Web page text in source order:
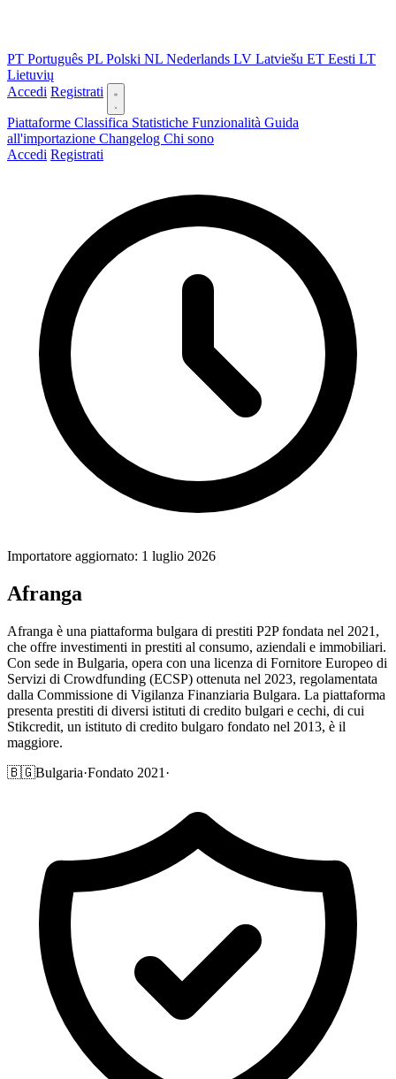
PT Português PL Polski NL Nederlands LV Latviešu ET Eesti LT
Lietuvių
Accedi Registrati
Piattaforme Classifica Statistiche Funzionalità Guida
all'importazione Changelog Chi sono
Accedi Registrati
Importatore aggiornato: 1 luglio 2026
Afranga
Afranga è una piattaforma bulgara di prestiti P2P fondata nel 2021,
che offre investimenti in prestiti al consumo, aziendali e immobiliari.
Con sede in Bulgaria, opera con una licenza di Fornitore Europeo di
Servizi di Crowdfunding (ECSP) ottenuta nel 2023, regolamentata
dalla Commissione di Vigilanza Finanziaria Bulgara. La piattaforma
presenta prestiti di diversi istituti di credito bulgari e cechi, di cui
Stikcredit, un istituto di credito bulgaro fondato nel 2013, è il
maggiore.
🇧🇬Bulgaria·Fondato 2021 ·